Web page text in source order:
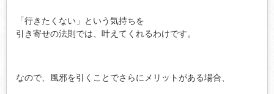
「行きたくない」という気持ちを
引き寄せの法則では、叶えてくれるわけです。
なので、風邪を引くことでさらにメリットがある場合、